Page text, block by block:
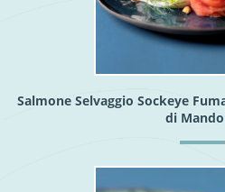
Salmone Selvaggio Sockeye
di